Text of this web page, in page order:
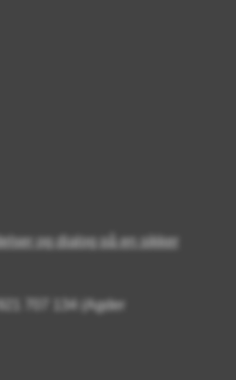
og dialog på en sikker
707 134 (Agder